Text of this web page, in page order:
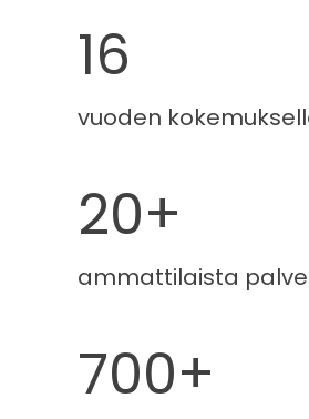
116
vuoden
2
0
20+
ammattilaista
2
0
700+